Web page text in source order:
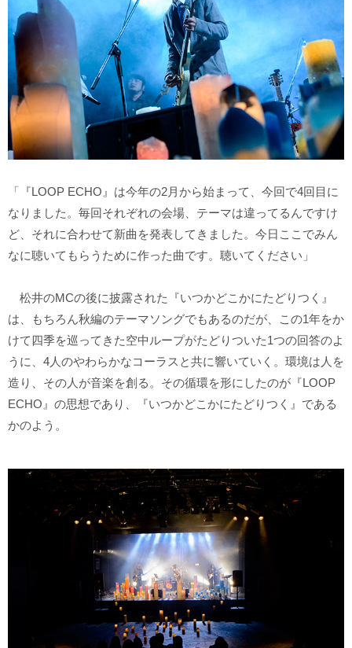
「『LOOP ECHO』は今年の2月から始まって、今回で4回目に
なりました。毎回それぞれの会場、テーマは違ってるんですけ
ど、それに合わせて新曲を発表してきました。今日ここでみん
なに聴いてもらうために作った曲です。聴いてください」
松井のMCの後に披露された『いつかどこかにたどりつく』
は、もちろん秋編のテーマソングでもあるのだが、この1年をか
けて四季を巡ってきた空中ループがたどりついた1つの回答のよ
うに、4人のやわらかなコーラスと共に響いていく。環境は人を
造り、その人が音楽を創る。その循環を形にしたのが『LOOP
ECHO』の思想であり、『いつかどこかにたどりつく』である
かのよう。